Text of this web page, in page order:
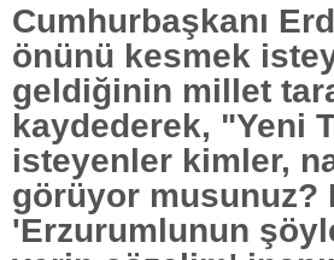
Cumhurbaşkanı
önünü kesmek
geldiğinin millet
kaydederek, "Yeni
isteyenler kimler,
görüyor musunuz?
'Erzurumlunun